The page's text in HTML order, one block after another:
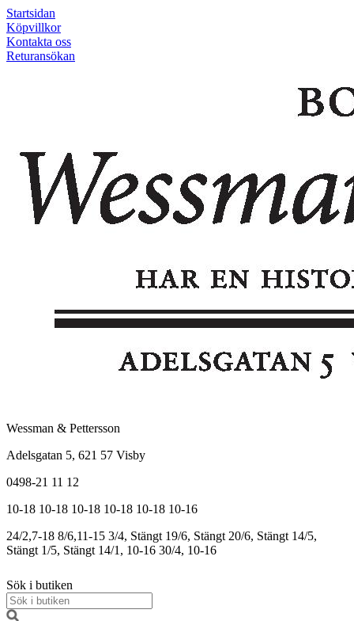
Startsidan
Köpvillkor
Kontakta oss
Returansökan
Wessman & Pettersson
Adelsgatan 5, 621 57 Visby
0498-21 11 12
10-18 10-18 10-18 10-18 10-18 10-16
24/2,7-18 8/6,11-15 3/4, Stängt 19/6, Stängt 20/6, Stängt 14/5,
Stängt 1/5, Stängt 14/1, 10-16 30/4, 10-16
Sök i butiken